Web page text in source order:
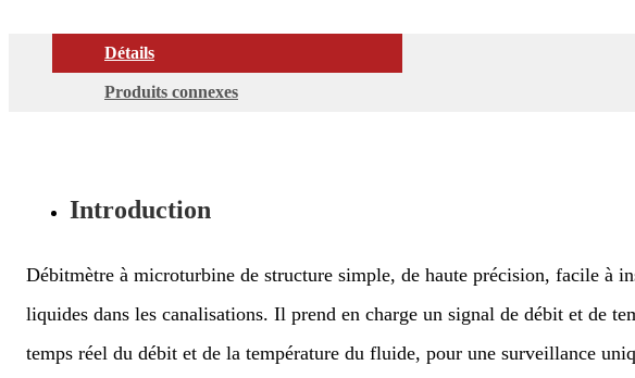
Détails
Produits connexes
Introduction
Débitmètre à microturbine de structure simple, de haute précision, facile à
liquides dans les canalisations. Il prend en charge un signal de débit et de
temps réel du débit et de la température du fluide, pour une surveillance